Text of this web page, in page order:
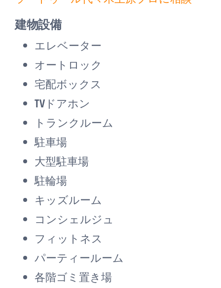
建物設備
エレベーター
オートロック
宅配ボックス
TVドアホン
トランクルーム
駐車場
大型駐車場
駐輪場
キッズルーム
コンシェルジュ
フィットネス
パーティールーム
各階ゴミ置き場